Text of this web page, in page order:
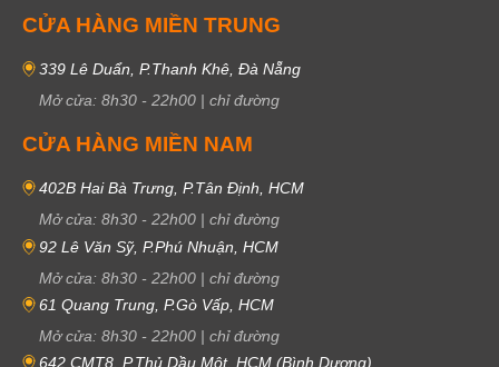
CỬA HÀNG MIỀN TRUNG
339 Lê Duẩn, P.Thanh Khê, Đà Nẵng
Mở cửa: 8h30 - 22h00 | chỉ đường
CỬA HÀNG MIỀN NAM
402B Hai Bà Trưng, P.Tân Định, HCM
Mở cửa: 8h30 - 22h00 | chỉ đường
92 Lê Văn Sỹ, P.Phú Nhuận, HCM
Mở cửa: 8h30 - 22h00 | chỉ đường
61 Quang Trung, P.Gò Vấp, HCM
Mở cửa: 8h30 - 22h00 | chỉ đường
642 CMT8, P.Thủ Dầu Một, HCM (Bình Dương)